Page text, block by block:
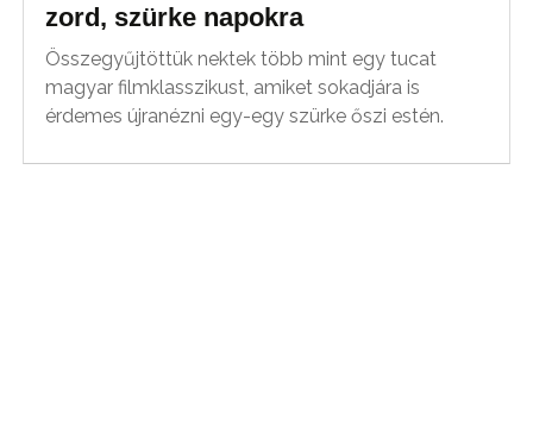
zord, szürke napokra
Összegyűjtöttük nektek több mint egy tucat
magyar filmklasszikust, amiket sokadjára is
érdemes újranézni egy-egy szürke őszi estén.